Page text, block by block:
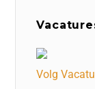
Volg